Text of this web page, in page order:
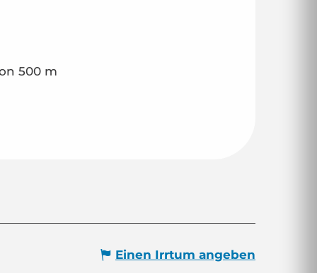
500 m
Einen Irrtum angeben